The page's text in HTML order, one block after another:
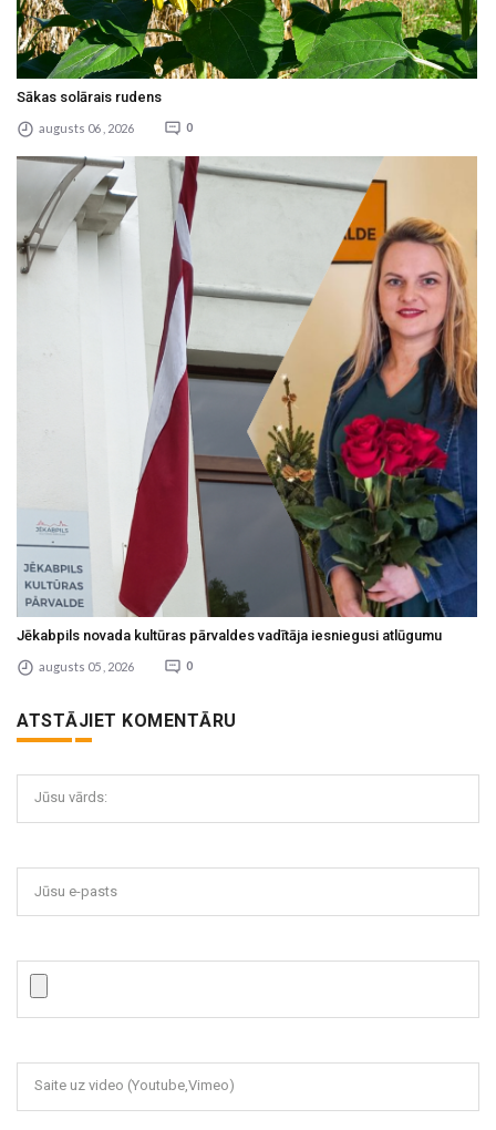
Sākas solārais rudens
augusts 06 , 2026 0
Jēkabpils novada kultūras pārvaldes vadītāja iesniegusi atlūgumu
augusts 05 , 2026 0
ATSTĀJIET KOMENTĀRU
Jūsu vārds:
Jūsu e-pasts
Saite uz video (Youtube,Vimeo)